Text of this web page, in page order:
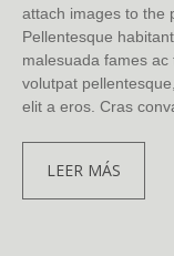
attach images to the
Pellentesque
malesuada fames
volutpat
elit a eros. Cras
LEER MÁS